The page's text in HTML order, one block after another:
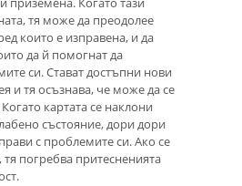
тя може да преодолее
които е изправена, и да
да й помогнат да
си. Стават достъпни нови
и тя осъзнава, че може да се
картата се наклони
състояние, дори дори
с проблемите си. Ако се
погребва притесненията